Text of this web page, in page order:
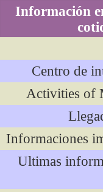
Información
Centro de
Activities of
Informaciones
Ultimas